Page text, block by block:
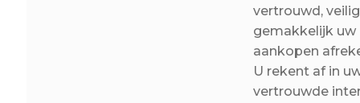
vertrouwd,
gemakkelijk uw
aankopen
U rekent af in
vertrouwde